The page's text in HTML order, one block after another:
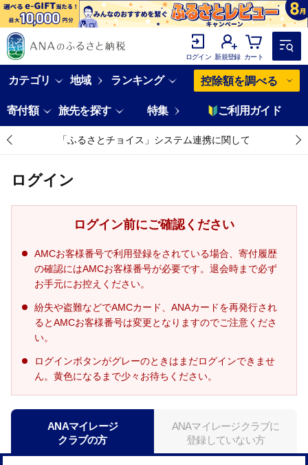
ログイン 新規登録 カート
カテゴリ 地域 ランキング 控除額を調べる
寄付額 旅先を探す 特集 ご利用ガイド
「ふるさとチョイス」システム連携に関して
ログイン
ログイン前にご確認ください
AMCお客様番号で利用登録をされている場合、寄付履歴
の確認にはAMCお客様番号が必要です。退会時まで必ず
お手元にお控えください。
紛失や盗難などでAMCカード、ANAカードを再発行され
るとAMCお客様番号は変更となりますのでご注意くださ
い。
ログインボタンがグレーのときはまだログインできませ
ん。黄色になるまで少々お待ちください。
ANAマイレージ
クラブの方
ANAマイレージクラブに
登録していない方